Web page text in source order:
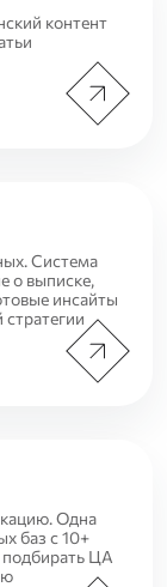
контент
Система
о выписке,
инсайты
Одна
баз с 10+
ЦА